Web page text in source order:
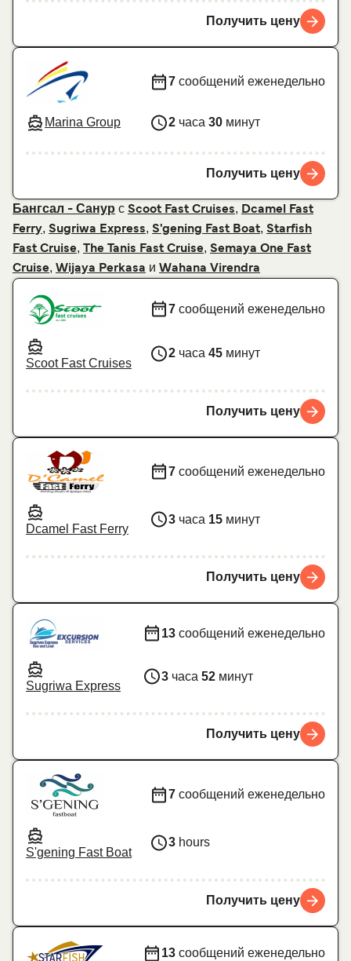
Получить цену
Marina Group
7 сообщений еженедельно
2 часа 30 минут
Получить цену
Бангсал - Санур с Scoot Fast Cruises, Dcamel Fast
Ferry, Sugriwa Express, S'gening Fast Boat, Starfish
Fast Cruise, The Tanis Fast Cruise, Semaya One Fast
Cruise, Wijaya Perkasa и Wahana Virendra
Scoot Fast Cruises
7 сообщений еженедельно
2 часа 45 минут
Получить цену
Dcamel Fast Ferry
7 сообщений еженедельно
3 часа 15 минут
Получить цену
Sugriwa Express
13 сообщений еженедельно
3 часа 52 минут
Получить цену
S'gening Fast Boat
7 сообщений еженедельно
3 hours
Получить цену
13 сообщений еженедельно